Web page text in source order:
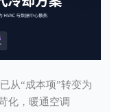
从“成本项”转变为
化，暖通空调